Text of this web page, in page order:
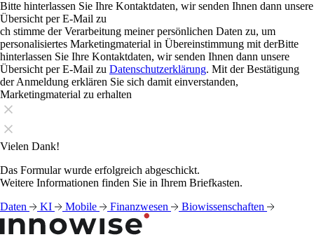
Bitte hinterlassen Sie Ihre Kontaktdaten, wir senden Ihnen dann unsere
Übersicht per E-Mail zu
ch stimme der Verarbeitung meiner persönlichen Daten zu, um
personalisiertes Marketingmaterial in Übereinstimmung mit derBitte
hinterlassen Sie Ihre Kontaktdaten, wir senden Ihnen dann unsere
Übersicht per E-Mail zu Datenschutzerklärung. Mit der Bestätigung
der Anmeldung erklären Sie sich damit einverstanden,
Marketingmaterial zu erhalten
Vielen Dank!
Das Formular wurde erfolgreich abgeschickt.
Weitere Informationen finden Sie in Ihrem Briefkasten.
Daten
KI Mobile Finanzwesen Biowissenschaften